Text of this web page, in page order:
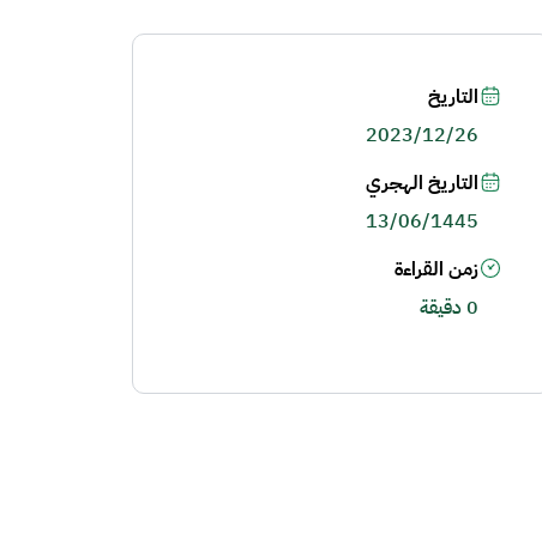
التاريخ
2023/12/26
التاريخ الهجري
13/06/1445
زمن القراءة
0 دقيقة